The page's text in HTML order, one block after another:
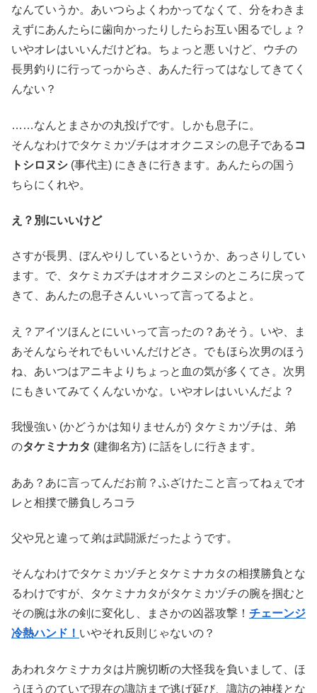
なんていうか。あいつらよくわかってなくて、分をわきま
えずにあんたらに歯向かったりしたらお互い困るでしょ？
いやオレはいいんだけどね。ちょっと悪 いけど、ウチの
長男釣りに行ってっからさ、あんた行ってはなしてきてく
んない？
……なんとまさかの丸投げです。しかも息子に。
そんなわけでタケミカヅチはオオクニヌシの息子である コ
トシロヌシ (事代主) にききに行きます。あんたらの国う
ちらにくれや。
え？別にいいけど
さすが長男、ぼんやりしているというか、あっさりしてい
ます。で、タケミカズチはオオクニヌシのところに戻って
きて、あんたの息子さんいいって言ってるよと。
え？アイツほんとにいいって言ったの？あそう。いや、ま
あそんならそれでもいいんだけどさ。でもほら次男のほう
ね、あいつはアニキよりちょっと血の気が多くてさ。次男
にもきいてみてくんないかな。いやオレはいいんだよ？
我慢強い (かどうかは知りませんが) タケミカヅチは、弟
のタケミナカタ (建御名方) に話をしに行きます。
ああ？あに言ってんだお前？ふざけたこと言ってねぇでオ
レと相撲で勝負しろコラ
父や兄と違って弟は武闘派だったようです。
そんなわけでタケミカヅチとタケミナカタの相撲勝負とな
るわけですが、タケミナカタがタケミカヅチの腕を掴むと
その腕は氷の剣に変化し、まさかの凶器攻撃！ チェーンジ
冷熱ハンド！ いやそれ反則じゃないの？
あわれタケミナカタは片腕切断の大怪我を負いまして、ほ
うほうのていで現在の諏訪まで逃げ延び、諏訪の神様とな